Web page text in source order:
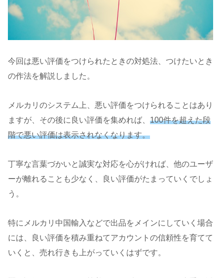
今回は悪い評価をつけられたときの対処法、つけたいとき
の作法を解説しました。
メルカリのシステム上、悪い評価をつけられることはあり
ますが、その後に良い評価を集めれば、 100件を超えた段
階で悪い評価は表示されなくなります。
丁寧な言葉づかいと誠実な対応を心がければ、他のユーザ
ーが離れることも少なく、良い評価がたまっていくでしょ
う。
特にメルカリ中国輸入などで出品をメインにしていく場合
には、良い評価を積み重ねてアカウントの信頼性を育てて
いくと、売れ行きも上がっていくはずです。